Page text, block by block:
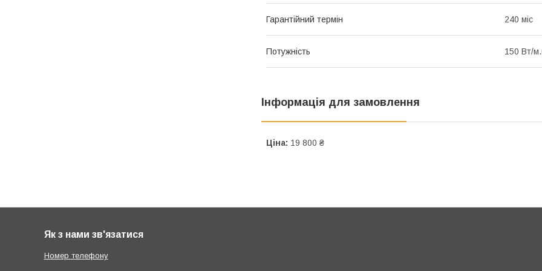
Гарантійний термін 240 міс
Потужність 150 Вт/
Інформація для замовлення
Ціна: 19 800 ₴
Як з нами зв'язатися
Номер телефону